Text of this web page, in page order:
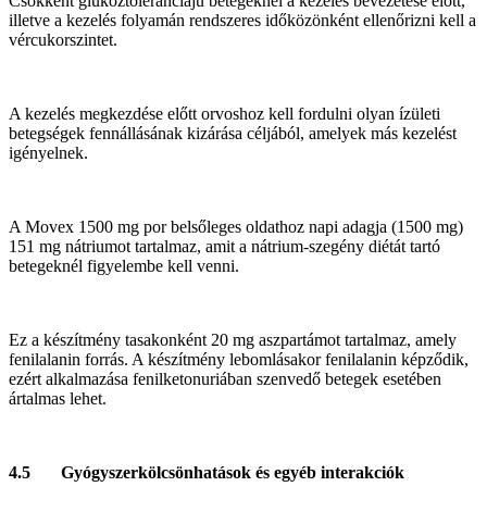
illetve a kezelés folyamán rendszeres időközönként ellenőrizni kell a
vércukorszintet.
A kezelés megkezdése előtt orvoshoz kell fordulni olyan ízületi
betegségek fennállásának kizárása céljából, amelyek más kezelést
igényelnek.
A Movex 1500 mg por belsőleges oldathoz napi adagja (1500 mg)
151 mg nátriumot tartalmaz, amit a nátrium-szegény diétát tartó
betegeknél figyelembe kell venni.
Ez a készítmény tasakonként 20 mg aszpartámot tartalmaz, amely
fenilalanin forrás. A készítmény lebomlásakor fenilalanin képződik,
ezért alkalmazása fenilketonuriában szenvedő betegek esetében
ártalmas lehet.
4.5 Gyógyszerkölcsönhatások és egyéb interakciók